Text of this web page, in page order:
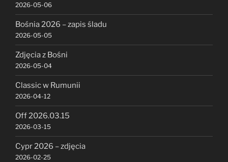
2026-05-06
Bośnia 2026 – zapis śladu
2026-05-05
Zdjęcia z Bośni
2026-05-04
Classic w Rumunii
2026-04-12
Off 2026.03.15
2026-03-15
Cypr 2026 – zdjęcia
2026-02-25